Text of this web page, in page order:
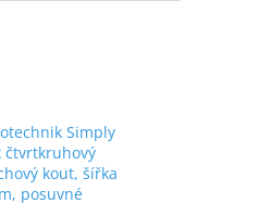
Simply
čtvrtkruhový
kout, šířka
posuvné